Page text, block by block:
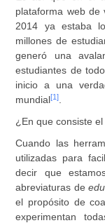
plataforma web de
2014 ya estaba
millones de
generó una
estudiantes de
inicio a una
mundial[1]
¿En que consiste
Cuando las
utilizadas para
decir que
abreviaturas de
el propósito de
experimentan